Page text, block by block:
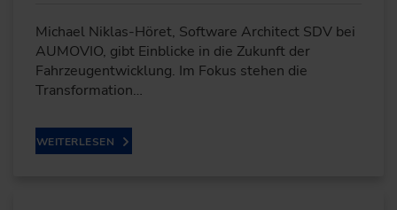
Michael Niklas-Höret, Software Architect SDV bei
AUMOVIO, gibt Einblicke in die Zukunft der
Fahrzeugentwicklung. Im Fokus stehen die
Transformation…
WEITERLESEN